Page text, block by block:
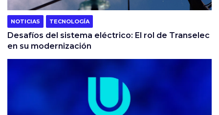
NOTICIAS TECNOLOGÍA
Desafíos del sistema eléctrico: El rol de Transelec
en su modernización